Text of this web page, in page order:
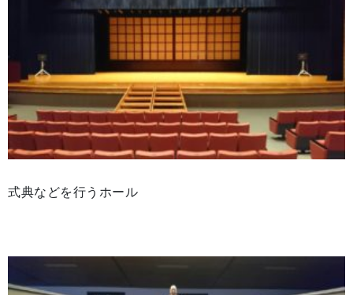
式典などを行うホール